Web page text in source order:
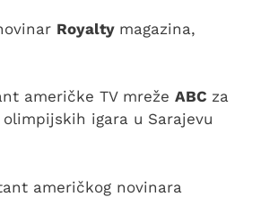
Royalty magazina,
američke TV mreže ABC za
igara u Sarajevu
američkog novinara